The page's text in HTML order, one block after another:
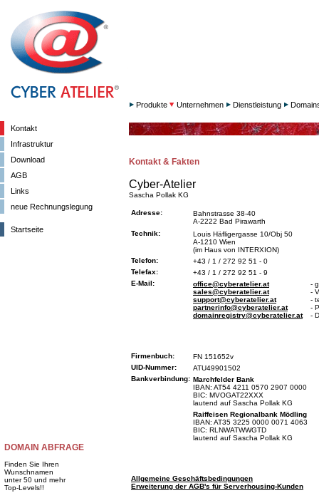
Kontakt
Infrastruktur
Download
AGB
Links
neue Rechnungslegung
Startseite
DOMAIN ABFRAGE
Finden Sie Ihren
Wunschnamen
unter 50 und mehr
Top-Levels!!
Produkte Unternehmen Dienstleistung
Kontakt & Fakten
Cyber-Atelier
Sascha Pollak KG
Adresse:
Bahnstrasse 38-40
A-2222 Bad Pirawarth
Technik:
Louis Häfligergasse 10/Obj 50
A-1210 Wien
(im Haus von INTERXION)
Telefon:
+43 / 1 / 272 92 51 - 0
Telefax:
+43 / 1 / 272 92 51 - 9
E-Mail:
office@cyberatelier.at
sales@cyberatelier.at
support@cyberatelier.at
partnerinfo@cyberatelier.at
domainregistry@cyberatelier.at
-
-
-
-
-
Firmenbuch:
FN 151652v
UID-Nummer:
ATU49901502
Bankverbindung: Marchfelder Bank
IBAN: AT54 4211 0570 2907 0000
BIC: MVOGAT22XXX
lautend auf Sascha Pollak KG
Raiffeisen Regionalbank Mödling
IBAN: AT35 3225 0000 0071 4063
BIC: RLNWATWWGTD
lautend auf Sascha Pollak KG
Allgemeine Geschäftsbedingungen
Erweiterung der AGB's für Serverhousing-Kunden